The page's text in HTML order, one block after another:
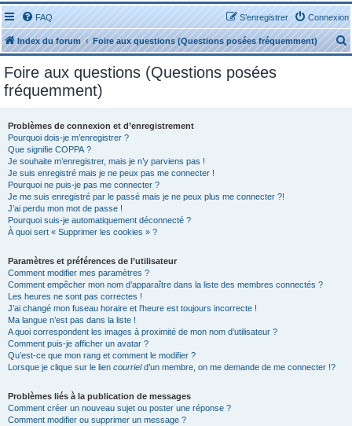
FAQ Connexion
S’enregistrer
Index du forum Foire aux questions (Questions posées fréquemment)
e
Foire aux questions (Questions posées
fréquemment)
Problèmes de connexion et d’enregistrement
Pourquoi dois-je m’enregistrer ?
Que signifie COPPA ?
Je souhaite m’enregistrer, mais je n’y parviens pas !
Je suis enregistré mais je ne peux pas me connecter !
Pourquoi ne puis-je pas me connecter ?
Je me suis enregistré par le passé mais je ne peux plus me connecter ?!
J’ai perdu mon mot de passe !
Pourquoi suis-je automatiquement déconnecté ?
À quoi sert « Supprimer les cookies » ?
Paramètres et préférences de l’utilisateur
Comment modifier mes paramètres ?
Comment empêcher mon nom d’apparaître dans la liste des membres connectés ?
Les heures ne sont pas correctes !
J’ai changé mon fuseau horaire et l’heure est toujours incorrecte !
Ma langue n’est pas dans la liste !
A quoi correspondent les images à proximité de mon nom d’utilisateur ?
Comment puis-je afficher un avatar ?
Qu’est-ce que mon rang et comment le modifier ?
Lorsque je clique sur le lien courrield’un membre, on me demande de me connecter !?
Problèmes liés à la publication de messages
Comment créer un nouveau sujet ou poster une réponse ?
Comment modifier ou supprimer un message ?